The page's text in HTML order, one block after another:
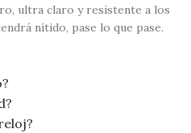
ultra claro y resistente a los
nítido, pase lo que pase.